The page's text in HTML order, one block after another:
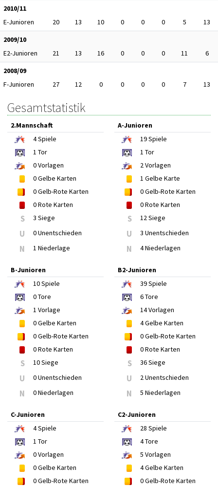
2010/11
E-Junioren
20 13 10 0 0 0 5
13
2009/10
E2-Junioren
21 13 16 0 0 0 11
6
2008/09
F-Junioren
27 12 0 0 0 0 7 13
Gesamtstatistik
2.Mannschaft
4Spiele
1 Tor
0Vorlagen
0Gelbe Karten
0Gelb-Rote Karten
0Rote Karten
S 3 Siege
U 0 Unentschieden
N 1 Niederlage
A-Junioren
19Spiele
1 Tor
2Vorlagen
1 Gelbe Karte
0Gelb-Rote Karten
0Rote Karten
S 12 Siege
U 3 Unentschieden
N 4 Niederlagen
B-Junioren
10Spiele
0Tore
1 Vorlage
0Gelbe Karten
0Gelb-Rote Karten
0Rote Karten
S 10 Siege
U 0 Unentschieden
N 0 Niederlagen
B2-Junioren
39Spiele
6Tore
14Vorlagen
4Gelbe Karten
0Gelb-Rote Karten
0Rote Karten
S 36 Siege
U 2 Unentschieden
N 5 Niederlagen
C-Junioren
4Spiele
1 Tor
0Vorlagen
0Gelbe Karten
0Gelb-Rote Karten
C2-Junioren
28 Spiele
4Tore
5 Vorlagen
4Gelbe Karten
0Gelb-Rote Karten